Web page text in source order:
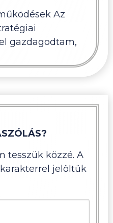
Az
gazdagodtam,
tesszük közzé. A
jelöltük